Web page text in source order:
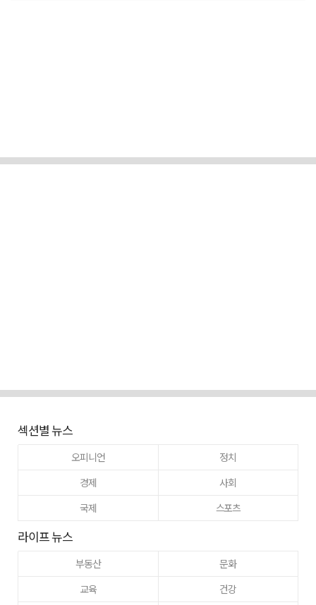
섹션별 뉴스
오피니언
정치
경제
사회
국제
스포츠
라이프 뉴스
부동산
문화
교육
건강